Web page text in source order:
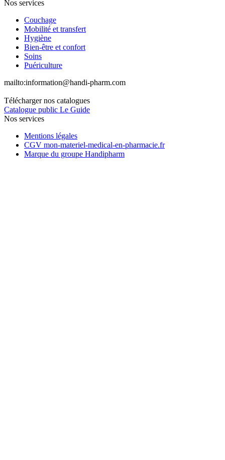
Nos services
Couchage
Mobilité et transfert
Hygiène
Bien-être et confort
Soins
Puériculture
mailto:information@handi-pharm.com
Télécharger nos catalogues
Catalogue public Le Guide
Nos services
Mentions légales
CGV mon-materiel-medical-en-pharmacie.fr
Marque du groupe Handipharm